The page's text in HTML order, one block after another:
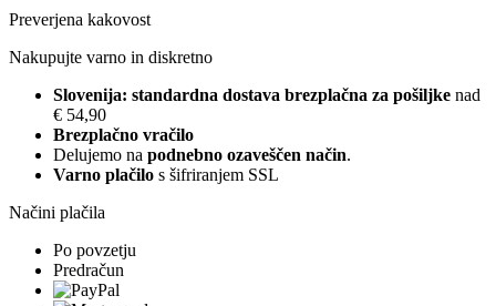
Preverjena kakovost
Nakupujte varno in diskretno
Slovenija: standardna dostava brezplačna za pošiljke nad
€ 54,90
Brezplačno vračilo
Delujemo na podnebno ozaveščen način.
Varno plačilo s šifriranjem SSL
Načini plačila
Po povzetju
Predračun